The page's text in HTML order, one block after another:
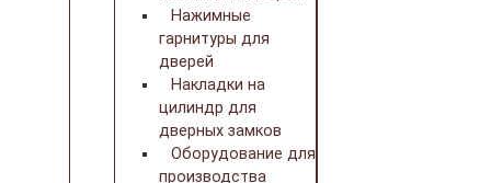
Нажимные
гарнитуры для
дверей
Накладки на
цилиндр для
дверных замков
Оборудование для
производства